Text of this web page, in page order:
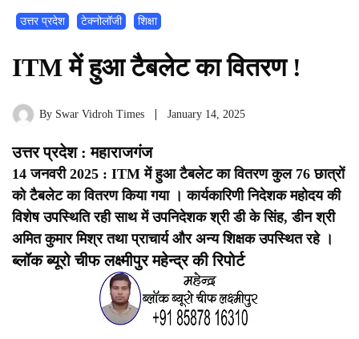
उत्तर प्रदेश टेक्नोलॉजी शिक्षा
ITM में हुआ टैबलेट का वितरण !
By Swar Vidroh Times January 14, 2025
उत्तर प्रदेश : महाराजगंज
14 जनवरी 2025 : ITM में हुआ टैबलेट का वितरण कुल 76 छात्रों
को टैबलेट का वितरण किया गया । कार्यकारिणी निदेशक महोदय की
विशेष उपस्थिति रही साथ में उपनिदेशक श्री डी के सिंह, डीन श्री
अमित कुमार मिश्र तथा प्राचार्य और अन्य शिक्षक उपस्थित रहे ।
ब्लॉक ब्यूरो चीफ लक्ष्मीपुर महेन्द्र की रिपोर्ट